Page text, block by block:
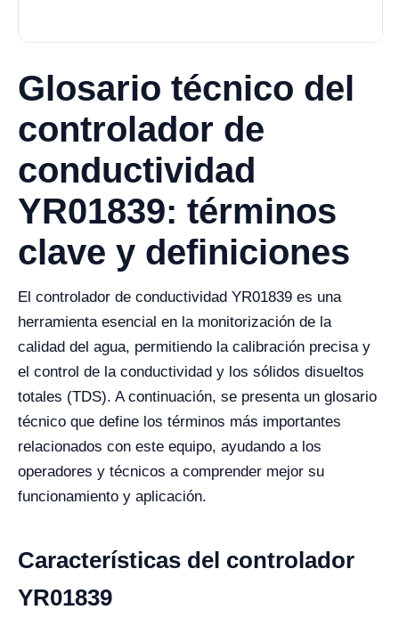
Glosario técnico del
controlador de
conductividad
YR01839: términos
clave y definiciones
El controlador de conductividad YR01839 es una
herramienta esencial en la monitorización de la
calidad del agua, permitiendo la calibración precisa y
el control de la conductividad y los sólidos disueltos
totales (TDS). A continuación, se presenta un glosario
técnico que define los términos más importantes
relacionados con este equipo, ayudando a los
operadores y técnicos a comprender mejor su
funcionamiento y aplicación.
Características del controlador
YR01839